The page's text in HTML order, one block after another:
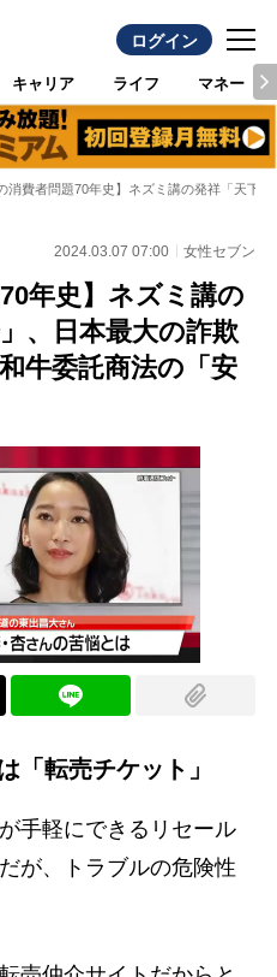
ログイン
キャリア ライフ マネー
消費者問題70年史】ネズミ講の発祥「天下
2024.03.07 07:00 女性セブン
年史】ネズミ講の
、日本最大の詐欺
牛委託商法の「安
「転売チケット」
手軽にできるリセール
が、トラブルの危険性